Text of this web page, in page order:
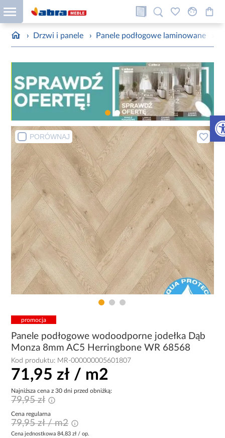
› Drzwi i panele › Panele podłogowe laminowane
PORÓWNAJ
promocja
Panele podłogowe wodoodporne jodełka Dąb
Monza 8mm AC5 Herringbone WR 68568
Kod produktu: MR-000000005601807
71,95 zł / m2
Najniższa cena z 30 dni przed obniżką:
79,95 zł
Cena regularna
79,95 zł / m2
Cena jednostkowa 84,83 zł / op.